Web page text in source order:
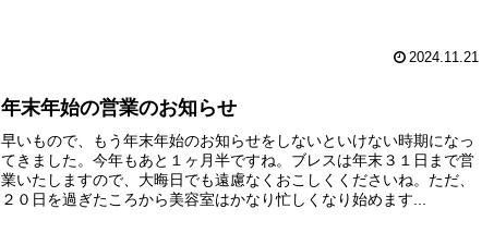
2024.11.21
年末年始の営業のお知らせ
早いもので、もう年末年始のお知らせをしないといけない時期になっ
てきました。今年もあと１ヶ月半ですね。ブレスは年末３１日まで営
業いたしますので、大晦日でも遠慮なくおこしくくださいね。ただ、
２０日を過ぎたころから美容室はかなり忙しくなり始めます...